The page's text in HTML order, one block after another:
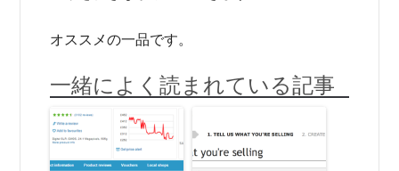
オススメの一品です。
一緒によく読まれている記事